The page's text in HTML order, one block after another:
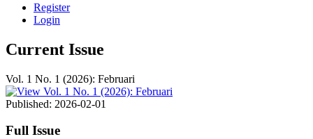
Register
Login
Current Issue
Vol. 1 No. 1 (2026): Februari
Published: 2026-02-01
Full Issue